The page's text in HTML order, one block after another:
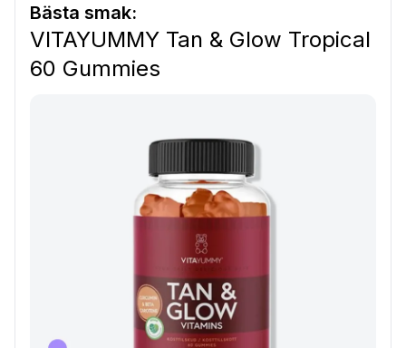
Bästa smak:
VITAYUMMY Tan & Glow Tropical
60 Gummies